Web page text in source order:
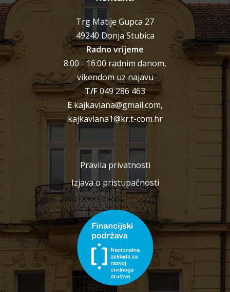
Trg Matije Gupca 27
49240 Donja Stubica
Radno vrijeme
8:00 - 16:00 radnim danom,
vikendom uz najavu
T/F049 286 463
Ekajkaviana@gmail.com,
kajkaviana1@kr.t-com.hr
Pravila privatnosti
Izjava o pristupačnosti